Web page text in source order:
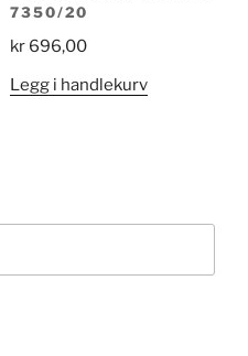
7350/20
kr696,00
Legg i handlekurv